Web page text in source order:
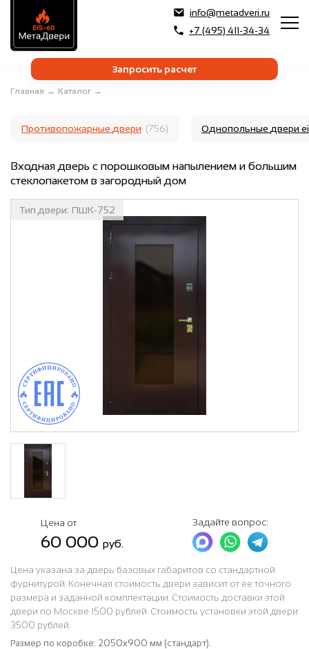
info@metadveri.ru
+7 (495) 411-34-34
Запросить расчет
Главная → Каталог →
Противопожарные двери (756) Однопольные двери
Входная дверь с порошковым напылением и большим
стеклопакетом в загородный дом
Тип двери: ПШК-752
Цена от
60 000 руб.
Задайте вопрос:
Цена указана за дверь базовых габаритов со стандартной
фурнитурой. Конечная стоимость двери зависит от ее точного
размера и заданной комплектации. Стоимость доставки этой
двери по Москве 1500 рублей. Стоимость установки этой двери
3500 рублей.
Размер по коробке: 2050x900 мм (стандарт).